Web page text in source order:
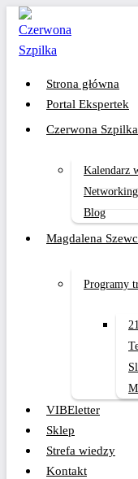
Przejdź
treści
Strona główna
Portal Ekspertek
Czerwona Szpilka
Kalendarz
Blog
Magdalena
Programy
VIBEletter
Sklep
Strefa wiedzy
Kontakt